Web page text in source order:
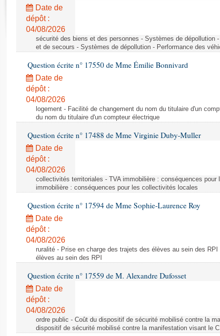
Rapports législatifs
Rapports sur l'application des lois
Baromètre de l’application des lois
Dossiers législatifs
Budget et sécurité sociale
Questions écrites et orales
Comptes rendus des débats
Date de
dépôt :
04/08/2026
sécurité des biens et des personnes - Systèmes de dépollution
et de secours - Systèmes de dépollution - Performance des
Question écrite n° 17550 de Mme Émilie Bonnivard
Date de
dépôt :
04/08/2026
logement - Facilité de changement du nom du titulaire d'un
du nom du titulaire d'un compteur électrique
Question écrite n° 17488 de Mme Virginie Duby-Muller
Date de
dépôt :
04/08/2026
collectivités territoriales - TVA immobilière : conséquences
immobilière : conséquences pour les collectivités locales
Question écrite n° 17594 de Mme Sophie-Laurence Roy
Date de
dépôt :
04/08/2026
ruralité - Prise en charge des trajets des élèves au sein des
élèves au sein des RPI
Question écrite n° 17559 de M. Alexandre Dufosset
Date de
dépôt :
04/08/2026
ordre public - Coût du dispositif de sécurité mobilisé contre la
dispositif de sécurité mobilisé contre la manifestation visant le